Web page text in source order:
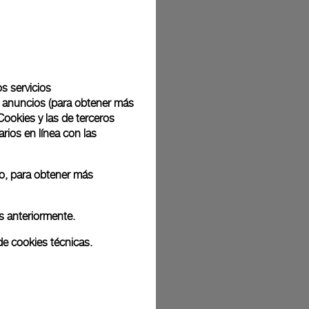
un mensaje de regalo personalizado.
reales.
servicios
(para obtener más
y las de terceros
en línea con las
para obtener más
anteriormente.
cookies técnicas.